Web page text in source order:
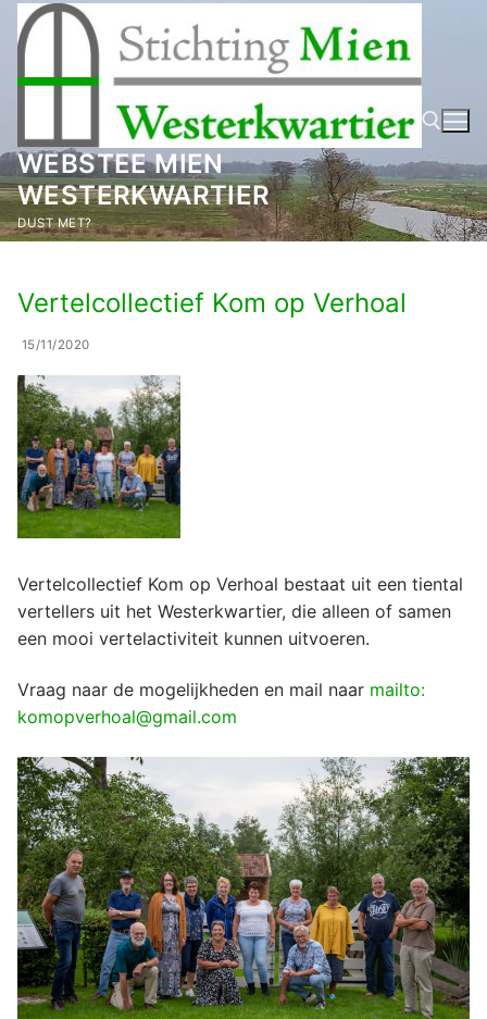
naar
inhoud
WEBSTEE MIEN
WESTERKWARTIER
DUST MET? Zoeken naar:
Vertelcollectief Kom op Verhoal
15/11/2020
Vertelcollectief Kom op Verhoal bestaat uit een tiental
vertellers uit het Westerkwartier, die alleen of samen
een mooi vertelactiviteit kunnen uitvoeren.
Vraag naar de mogelijkheden en mail naar mailto:
komopverhoal@gmail.com